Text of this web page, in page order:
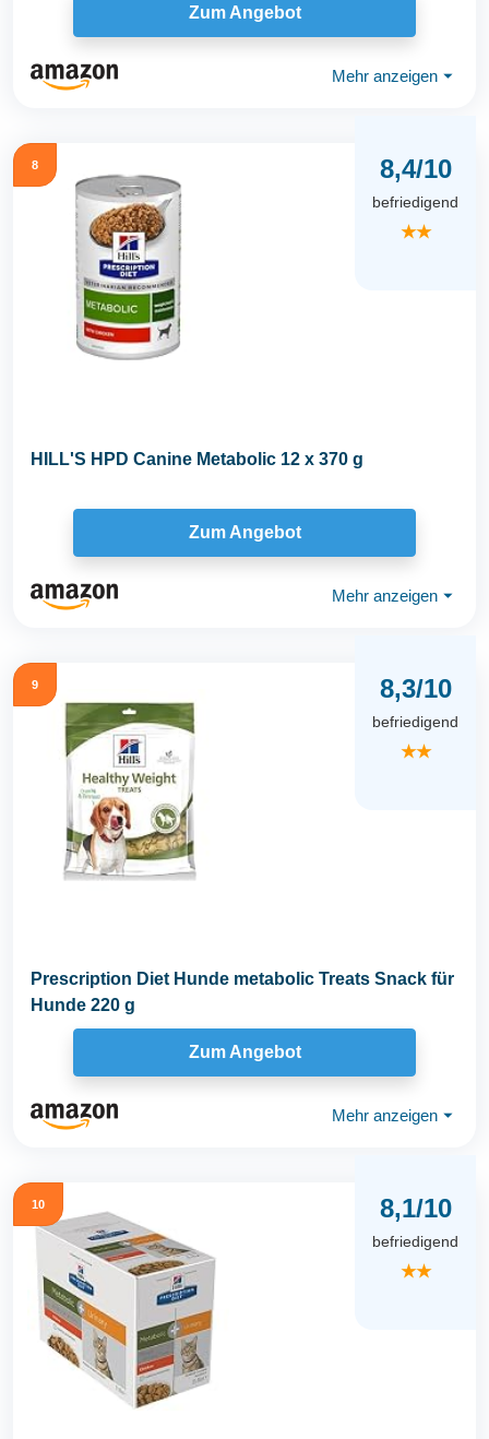
Zum Angebot
Mehr anzeigen ⏷
8 8,4/10
befriedigend
★★
HILL'S HPD Canine Metabolic 12 x 370 g
Zum Angebot
Mehr anzeigen ⏷
9 8,3/10
befriedigend
★★
Prescription Diet Hunde metabolic Treats Snack für
Hunde 220 g
Zum Angebot
Mehr anzeigen ⏷
10 8,1/10
befriedigend
★★